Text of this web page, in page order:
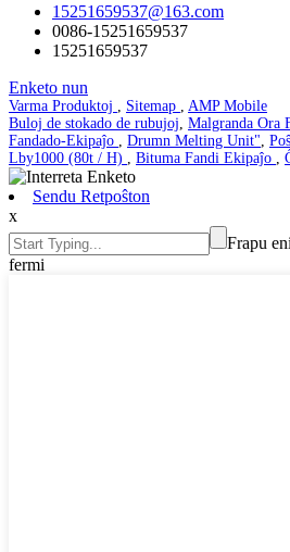
15251659537@163.com
0086-15251659537
15251659537
Enketo nun
Varma Produktoj Sitemap
AMP Mobile
Buloj de stokado de rubujoj Malgranda Ora
Fandado-Ekipaĵo
Drumn Melting Unit"
Lby1000 (80t / H)
Bituma Fandi Ekipaĵo
Sendu Retpoŝton
x
Frapu
fermi